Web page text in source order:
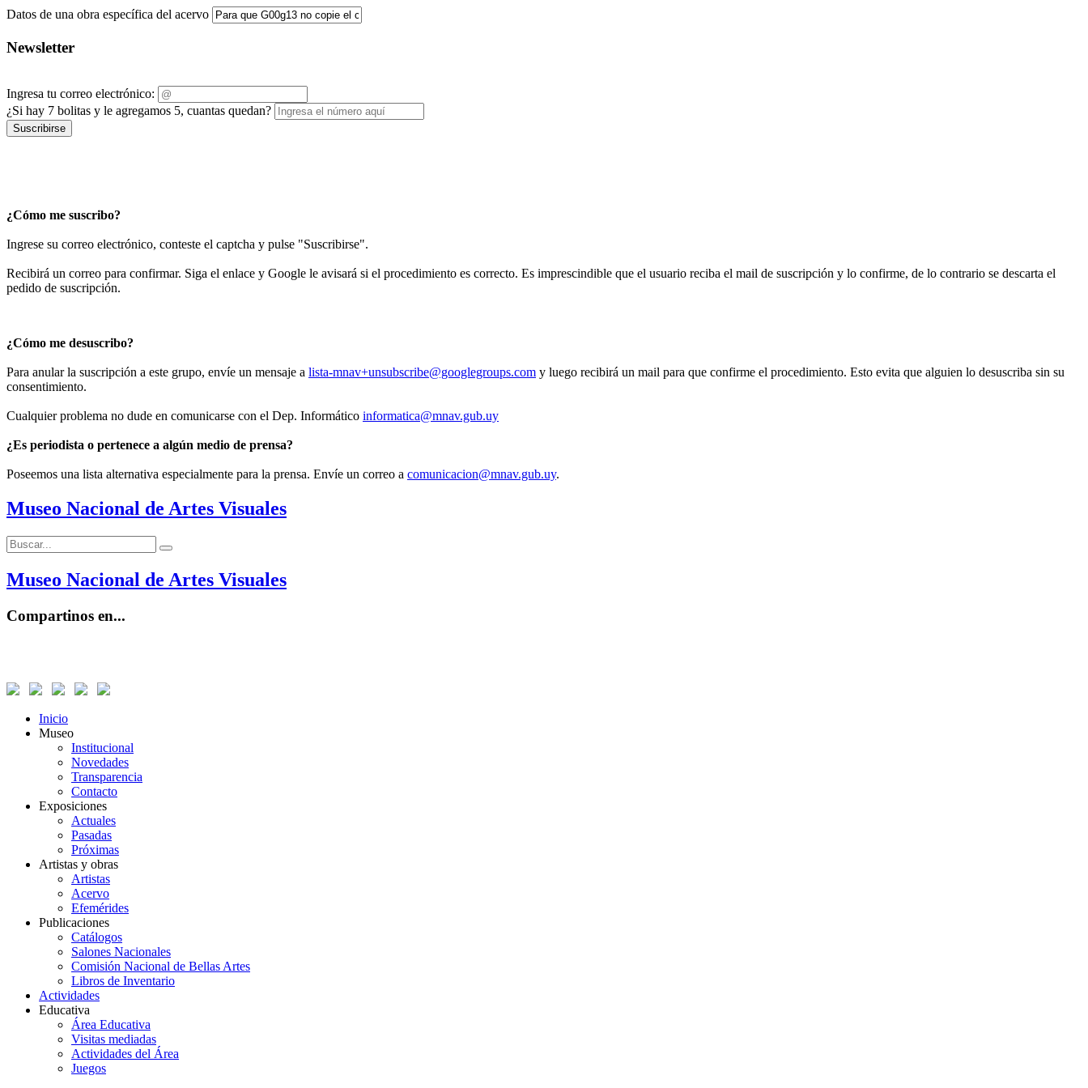
Datos de una obra específica del acervo
Newsletter
Ingresa tu correo electrónico:
¿Si hay 7 bolitas y le agregamos 5, cuantas quedan?
Suscribirse
¿Cómo me suscribo?
Ingrese su correo electrónico, conteste el captcha y pulse "Suscribirse".
Recibirá un correo para confirmar. Siga el enlace y Google le avisará si el procedimiento es correcto. Es imprescindible que el usuario reciba el mail de suscripción y lo confirme, de lo contrario se descarta el
pedido de suscripción.
¿Cómo me desuscribo?
Para anular la suscripción a este grupo, envíe un mensaje a lista-mnav+unsubscribe@googlegroups.com y luego recibirá un mail para que confirme el procedimiento. Esto evita que alguien lo desuscriba sin su
consentimiento.
Cualquier problema no dude en comunicarse con el Dep. Informático informatica@mnav.gub.uy
¿Es periodista o pertenece a algún medio de prensa?
Poseemos una lista alternativa especialmente para la prensa. Envíe un correo a comunicacion@mnav.gub.uy.
Museo Nacional de Artes Visuales
Buscar:
Buscar
Museo Nacional de Artes Visuales
Compartinos en...
Inicio
Museo
Institucional
Novedades
Transparencia
Contacto
Exposiciones
Actuales
Pasadas
Próximas
Artistas y obras
Artistas
Acervo
Efemérides
Publicaciones
Catálogos
Salones Nacionales
Comisión Nacional de Bellas Artes
Libros de Inventario
Actividades
Educativa
Área Educativa
Visitas mediadas
Actividades del Área
Juegos